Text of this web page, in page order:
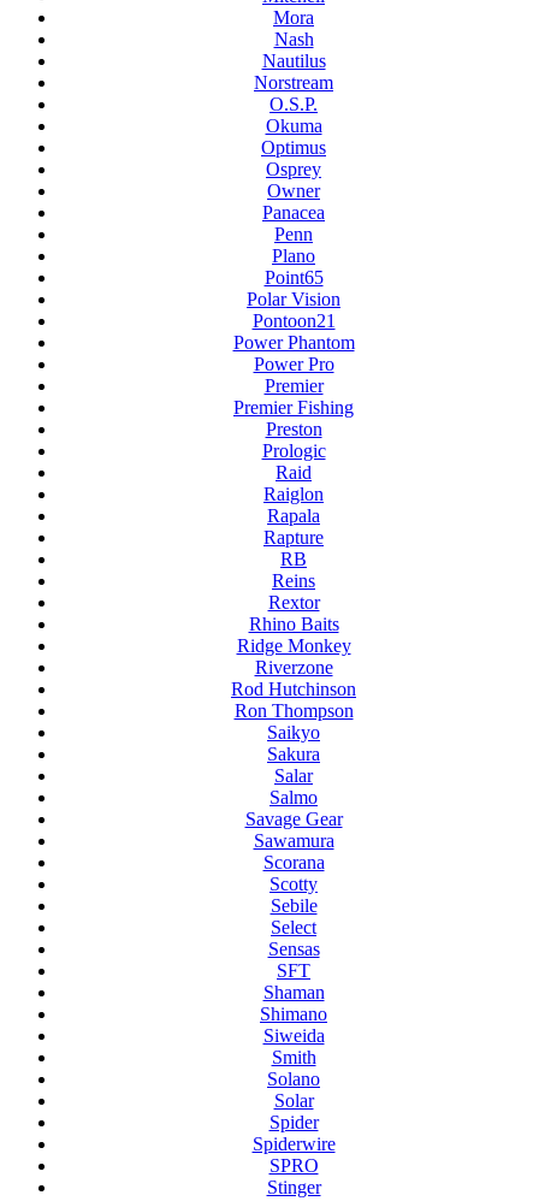
Mora
Nash
Nautilus
Norstream
O.S.P.
Okuma
Optimus
Osprey
Owner
Panacea
Penn
Plano
Point65
Polar Vision
Pontoon21
Power Phantom
Power Pro
Premier
Premier Fishing
Preston
Prologic
Raid
Raiglon
Rapala
Rapture
RB
Reins
Rextor
Rhino Baits
Ridge Monkey
Riverzone
Rod Hutchinson
Ron Thompson
Saikyo
Sakura
Salar
Salmo
Savage Gear
Sawamura
Scorana
Scotty
Sebile
Select
Sensas
SFT
Shaman
Shimano
Siweida
Smith
Solano
Solar
Spider
Spiderwire
SPRO
Stinger